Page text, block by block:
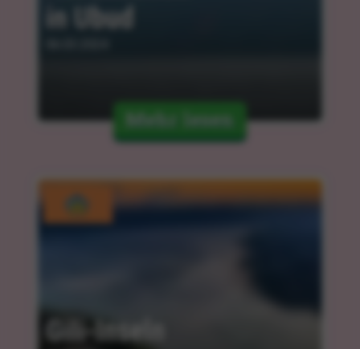
in Ubud
Mehr lesen
Gili-Inseln